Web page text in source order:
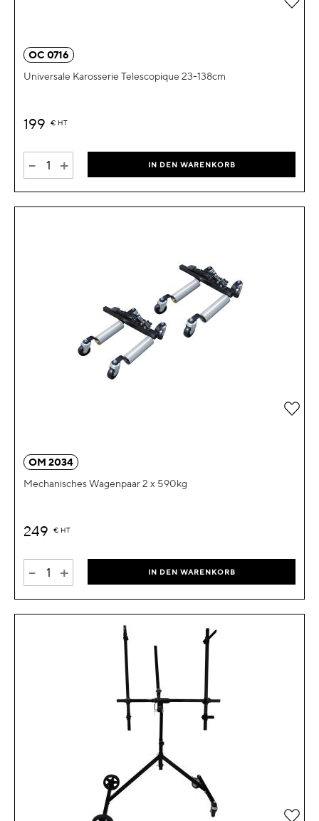
OC 0716
Universale Karosserie Telescopique 23-138cm
199 € HT
- + IN DEN WARENKORB
OM 2034
Mechanisches Wagenpaar 2 x 590kg
249 € HT
- + IN DEN WARENKORB
Zur
Zur